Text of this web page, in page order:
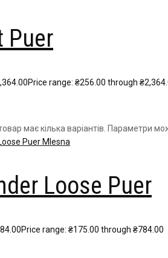
Puer
Price range: ₴256.00 through
має кілька варіантів. Параметри
Loose Puer
Price range: ₴175.00 through ₴784.00